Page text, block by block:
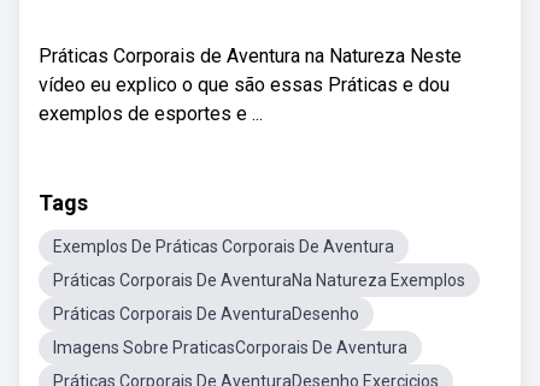
Práticas Corporais de Aventura na Natureza Neste
vídeo eu explico o que são essas Práticas e dou
exemplos de esportes e ...
Tags
Exemplos De Práticas Corporais De Aventura
Práticas Corporais De AventuraNa Natureza Exemplos
Práticas Corporais De AventuraDesenho
Imagens Sobre PraticasCorporais De Aventura
Práticas Corporais De AventuraDesenho Exercicios